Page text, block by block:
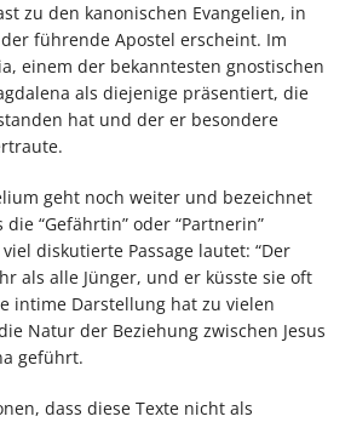
zu den kanonischen Evangelien, in
führende Apostel erscheint. Im
einem der bekanntesten gnostischen
als diejenige präsentiert, die
hat und der er besondere
geht noch weiter und bezeichnet
“Gefährtin” oder “Partnerin”
viel diskutierte Passage lautet: “Der
als alle Jünger, und er küsste sie oft
intime Darstellung hat zu vielen
Natur der Beziehung zwischen Jesus
geführt.
dass diese Texte nicht als